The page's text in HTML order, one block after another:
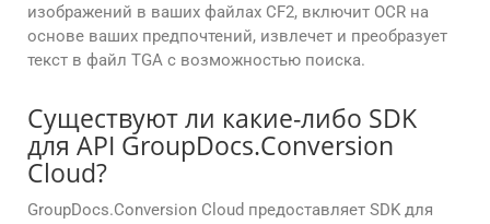
изображений в ваших файлах CF2, включит OCR на
основе ваших предпочтений, извлечет и преобразует
текст в файл TGA с возможностью поиска.
Существуют ли какие-либо SDK
для API GroupDocs.Conversion
Cloud?
GroupDocs.Conversion Cloud предоставляет SDK для